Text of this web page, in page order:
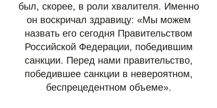
был, скорее, в роли хвалителя. Именно
он воскричал здравицу: «Мы можем
назвать его сегодня Правительством
Российской Федерации, победившим
санкции. Перед нами правительство,
победившее санкции в невероятном,
беспрецедентном объеме».